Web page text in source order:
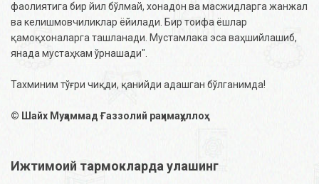
фаолиятига бир йил бўлмай, хонадон ва масжидларга жанжал
ва келишмовчиликлар ёйилади. Бир тоифа ёшлар
қамоқхоналарга ташланади. Мустамлака эса ваҳшийлашиб,
янада мустаҳкам ўрнашади".
Тахминим тўғри чиқди, қанийди адашган бўлганимда!
© Шайх Муҳаммад Ғаззолий раҳимаҳуллоҳ
Ижтимоий тармокларда улашинг